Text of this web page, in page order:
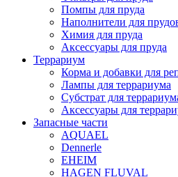
Помпы для пруда
Наполнители для
Химия для пруда
Аксессуары для пруда
Террариум
Корма и добавки для
Лампы для террариума
Субстрат для
Аксессуары для
Запасные части
AQUAEL
Dennerle
EHEIM
HAGEN FLUVAL